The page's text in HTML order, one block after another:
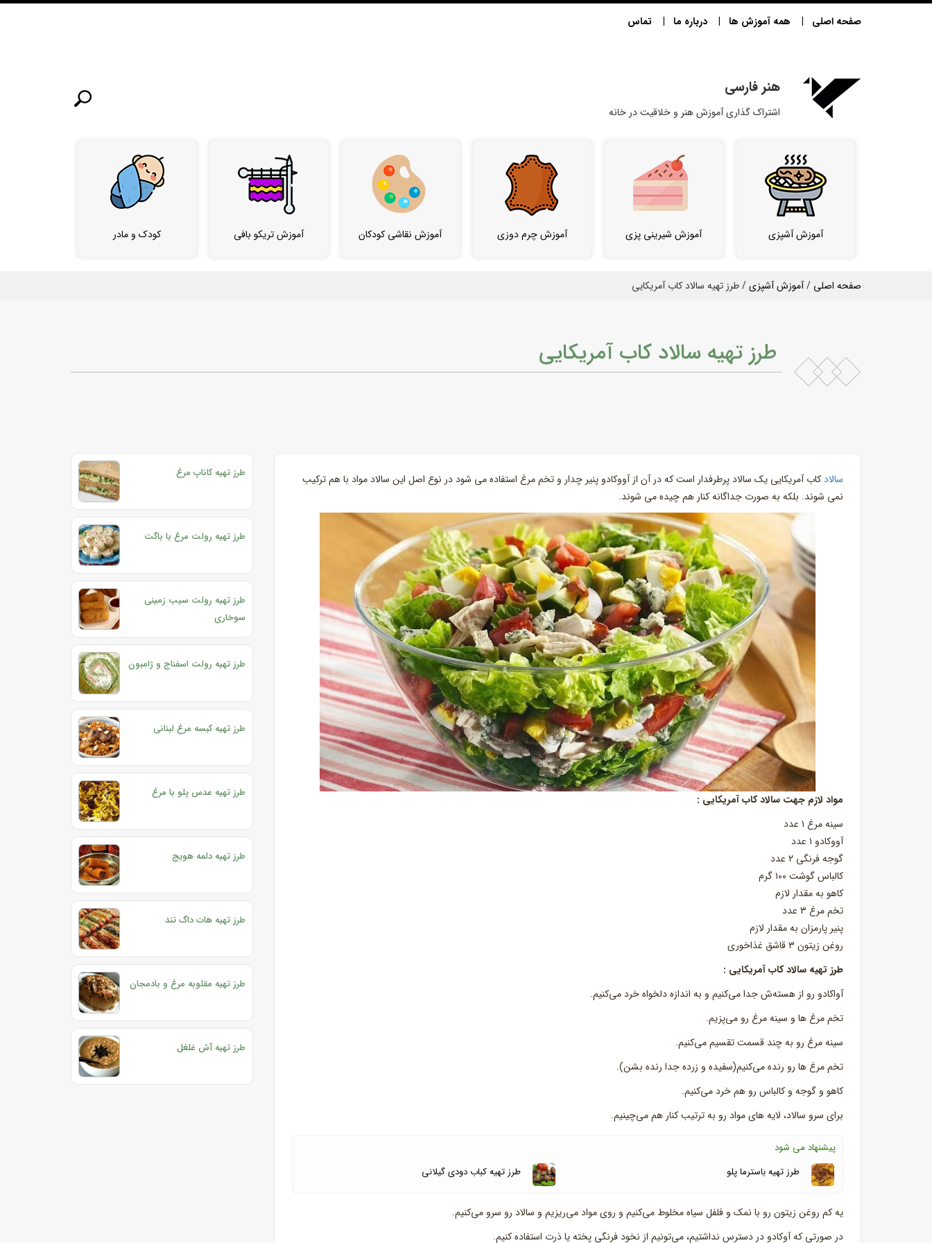
صفحه اصلی همه آموزش ها درباره ما تماس
هنر فارسی
اشتراک گذاری آموزش هنر و خلاقیت در خانه
آموزش آشپزی آموزش شیرینی پزی آموزش چرم دوزی آموزش نقاشی کودکان آموزش تریکو بافی کودک و مادر
صفحه اصلی /آموزش آشپزی/ طرز تهیه سالاد کاب آمریکایی
طرز تهیه سالاد کاب آمریکایی
سالاد کاب آمریکایی یک سالاد پرطرفدار است که در آن از آووکادو پنیر چدار و تخم مرغ استفاده می شود در نوع اصل این سالاد مواد با هم ترکیب
نمی شوند. بلکه به صورت جداگانه کنار هم چیده می شوند.
مواد لازم جهت سالاد کاب آمریکایی :
سينه مرغ ۱ عدد
آووكادو ۱ عدد
گوجه فرنگی ۲ عدد
کالباس گوشت ۱۰۰ گرم
کاهو به مقدار لازم
تخم مرغ ۳ عدد
پنیر پارمزان به مقدار لازم
روغن زيتون ۳ قاشق غذاخوری
طرز تهیه سالاد کاب آمریکایی :
آواکادو رو از هسته‌ش جدا می‌کنیم و به اندازه دلخواه خرد می‌کنیم.
تخم مرغ ها و سینه مرغ رو می‌پزیم.
سینه مرغ رو به چند قسمت تقسیم می‌کنیم.
تخم مرغ ها رو رنده می‌کنیم(سفیده و زرده جدا رنده بشن).
کاهو و گوجه و کالباس رو هم خرد می‌کنیم.
برای سرو سالاد، لایه های مواد رو به ترتیب کنار هم می‌چینیم.
پیشنهاد می شود
طرز تهیه باسترما پلو
طرز تهیه کباب دودی گیلانی
یه کم روغن زیتون رو با نمک و فلفل سیاه مخلوط می‌کنیم و روی مواد می‌ریزیم و سالاد رو سرو می‌کنیم.
در صورتی که آوکادو در دسترس نداشتیم، می‌تونیم از نخود فرنگی پخته یا ذرت استفاده کنیم.
طرز تهیه کاناپ مرغ
طرز تهیه رولت مرغ با باگت
طرز تهیه رولت سیب زمینی
سوخاری
طرز تهیه رولت اسفناج و ژامبون
طرز تهیه کبسه مرغ لبنانی
طرز تهیه عدس پلو با مرغ
طرز تهیه دلمه هویج
طرز تهیه هات داگ تند
طرز تهیه مقلوبه مرغ و بادمجان
طرز تهیه آش غلغل